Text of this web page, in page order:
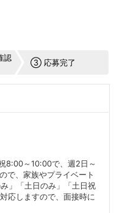
認
③ 応募完了
8:00～10:00で、週2日～
で、家族やプライベート
」「土日のみ」「土日祝
応しますので、面接時に